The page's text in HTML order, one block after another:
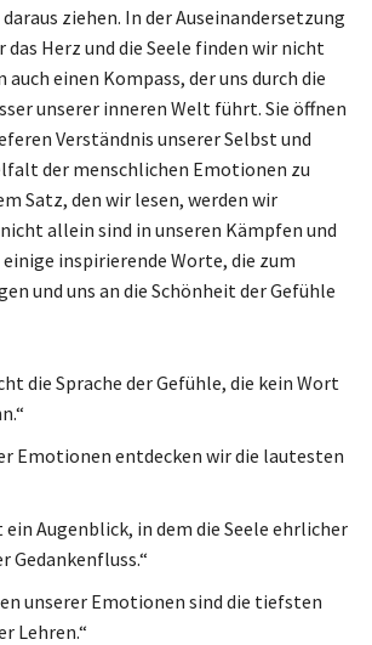
ziehen. In der Auseinandersetzung
das Herz und die Seele finden wir nicht
einen Kompass, der uns durch die
unserer inneren Welt führt. Sie öffnen
Verständnis unserer Selbst und
der menschlichen Emotionen zu
Satz, den wir lesen, werden wir
allein sind in unseren Kämpfen und
einige inspirierende Worte, die zum
und uns an die Schönheit der Gefühle
die Sprache der Gefühle, die kein Wort
Emotionen entdecken wir die lautesten
ein Augenblick, in dem die Seele ehrlicher
Gedankenfluss.“
unserer Emotionen sind die tiefsten
Lehren.“